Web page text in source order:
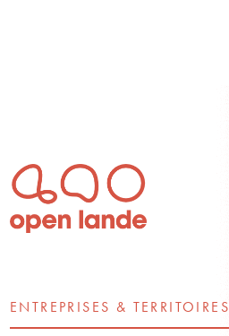
ENTREPRISES & TERRITOIRES